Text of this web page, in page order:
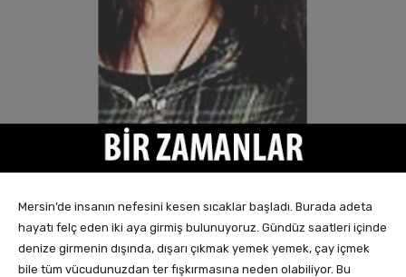
Mersin’de insanın nefesini kesen sıcaklar başladı. Burada adeta
hayatı felç eden iki aya girmiş bulunuyoruz. Gündüz saatleri içinde
denize girmenin dışında, dışarı çıkmak yemek yemek, çay içmek
bile tüm vücudunuzdan ter fışkırmasına neden olabiliyor. Bu